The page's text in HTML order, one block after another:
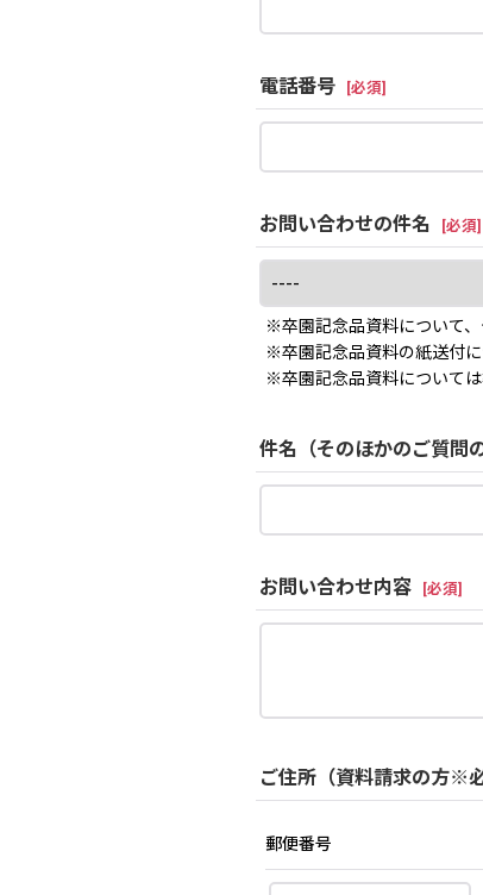
電話番号 [必須]
お問い合わせの件名 [必須]
※卒園記念品資料について、
※卒園記念品資料の紙送付に
※卒園記念品資料については
件名（そのほかのご質問
お問い合わせ内容 [必須]
ご住所（資料請求の方※必
郵便番号